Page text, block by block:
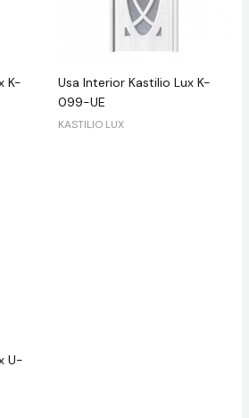
K-
Usa Interior Kastilio Lux K-
099-UE
KASTILIO LUX
U-